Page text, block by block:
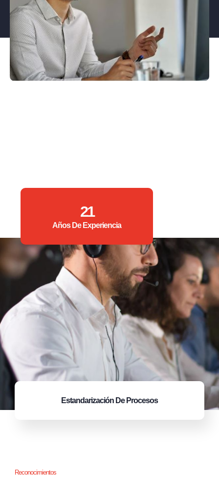
21
Años De Experiencia
Estandarización De Procesos
Reconocimientos